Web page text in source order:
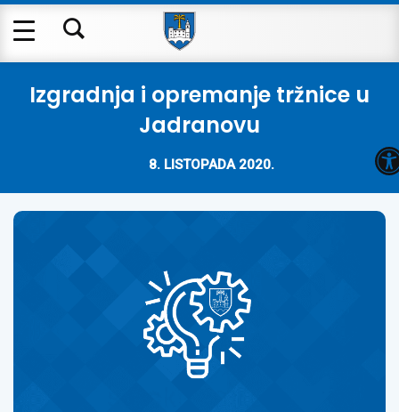
Izgradnja i opremanje tržnice u
Jadranovu
8. LISTOPADA 2020.